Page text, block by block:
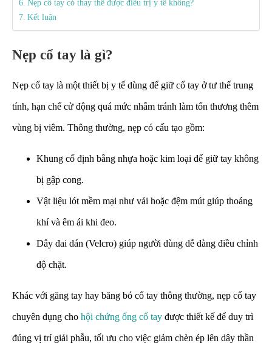
Nẹp cổ tay có thay thế được điều trị y tế không?
Kết luận
Nẹp cổ tay là gì?
Nẹp cổ tay là một thiết bị y tế dùng để giữ cổ tay ở tư thế trung
tính, hạn chế cử động quá mức nhằm tránh làm tổn thương thêm
vùng bị viêm. Thông thường, nẹp có cấu tạo gồm:
Khung cố định bằng nhựa hoặc kim loại để giữ tay không
bị gập cong.
Vật liệu lót mềm mại như vải hoặc đệm mút giúp thoáng
khí và êm ái khi đeo.
Dây đai dán (Velcro) giúp người dùng dễ dàng điều chỉnh
độ chặt.
Khác với găng tay hay băng bó cổ tay thông thường, nẹp cổ tay
chuyên dụng cho hội chứng ống cổ tay được thiết kế để duy trì
đúng vị trí giải phẫu, tối ưu cho việc giảm chèn ép lên dây thần